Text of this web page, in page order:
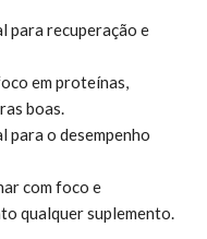
para recuperação e
em proteínas,
boas.
para o desempenho
com foco e
qualquer suplemento.